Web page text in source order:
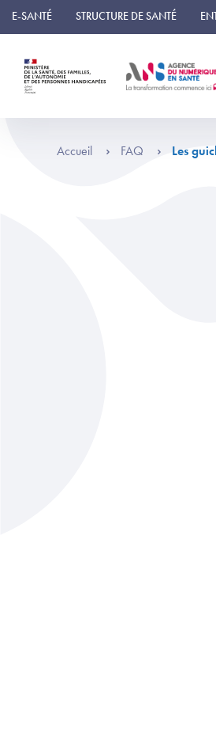
Panneau de gestion des cookies
E-SANTÉ STRUCTURE DE SANTÉ
Accueil FAQ Les